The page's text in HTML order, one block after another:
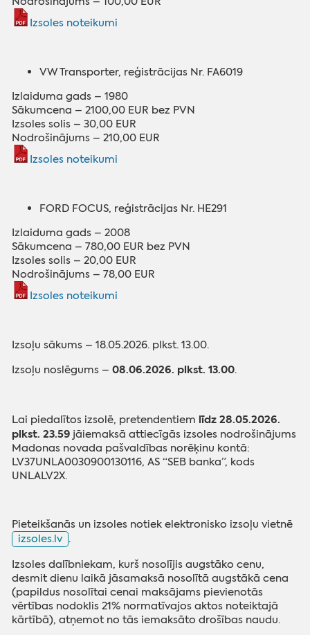
Izsoles noteikumi
VW Transporter, reģistrācijas Nr. FA6019
Izlaiduma gads – 1980
Sākumcena – 2100,00 EUR bez PVN
Izsoles solis – 30,00 EUR
Nodrošinājums – 210,00 EUR
Izsoles noteikumi
FORD FOCUS, reģistrācijas Nr. HE291
Izlaiduma gads – 2008
Sākumcena – 780,00 EUR bez PVN
Izsoles solis – 20,00 EUR
Nodrošinājums – 78,00 EUR
Izsoles noteikumi
Izsoļu sākums – 18.05.2026. plkst. 13.00.
Izsoļu noslēgums –08.06.2026. plkst. 13.00.
Lai piedalītos izsolē, pretendentiem līdz 28.05.2026.
plkst. 23.59 jāiemaksā attiecīgās izsoles nodrošinājums
Madonas novada pašvaldības norēķinu kontā:
LV37UNLA0030900130116, AS “SEB banka”, kods
UNLALV2X.
Pieteikšanās un izsoles notiek elektronisko izsoļu vietnē
izsoles.lv .
Izsoles dalībniekam, kurš nosolījis augstāko cenu,
desmit dienu laikā jāsamaksā nosolītā augstākā cena
(papildus nosolītai cenai maksājams pievienotās
vērtības nodoklis 21% normatīvajos aktos noteiktajā
kārtībā), atņemot no tās iemaksāto drošības naudu.